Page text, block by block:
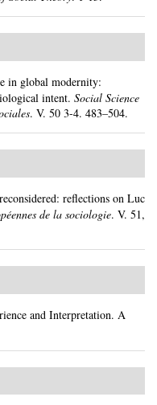
in global modernity:
intent. Social Science
. V. 50 3-4. 483–504.
reflections on Luc
de la sociologie. V. 51,
and Interpretation. A